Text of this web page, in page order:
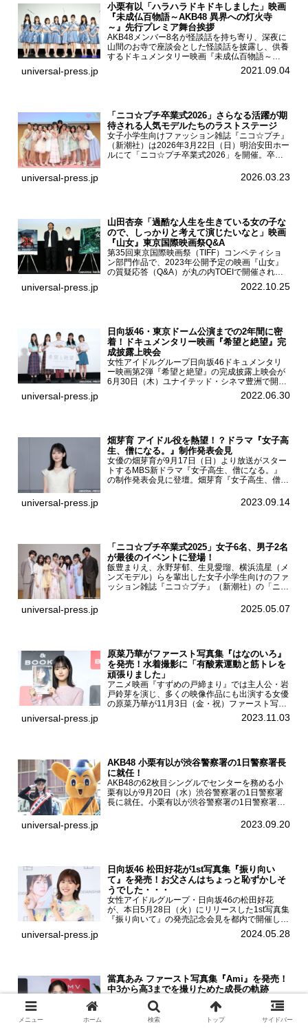
小栗有以「ハラハラドキドキしました」映画
『未成仏百物語～AKB48 異界への灯火寺
～』先行プレミア舞台挨拶
AKB48メンバー8名が怪談話を持ち寄り、深夜に
山間のお寺で座談会とした怪談話を披露し、供養
するドキュメンタリー映画『未成仏百物語～
AKB48異界への灯火寺～』の先行プレミア舞台
挨拶が東京・ユナイテッド・シネマ豊洲で開催さ
universal-press.jp 2021.09.04
「ニコ☆プチ卒業式2026」さらなる活躍が期
待される人気モデルたちのラストステージ
女子小学生向けファッション雑誌『ニコ☆プチ』
（新潮社）は2026年3月22日（日）明治安田ホー
ルにて「ニコ☆プチ卒業式2026」を開催。卒業
ん、末永ひなた、高梨琴乃、土井ありさ、藤田蒼
universal-press.jp 2026.03.23
山田杏奈「過酷な人生を生きている女の子な
ので、しっかりと考えて演じたいなと」映画
『山女』東京国際映画祭Q&A
第35回東京国際映画祭（TIFF）コンペティショ
ン部門作品で、2023年公開予定の映画『山女』
の質疑応答（Q&A）が丸の内TOEIで開催され、
主演を務めた女優の山田杏奈、監督の福永壮志が
登壇。本作について語った。映画『山女』第35
universal-press.jp 2022.10.25
日向坂46・東京ドーム公演までの2年間に密
着！ドキュメンタリー映画『希望と絶望』完
成披露上映会
女性アイドルグループ日向坂46ドキュメンタリ
ー映画第2弾『希望と絶望』の完成披露上映会が
6月30日（木）ユナイテッド・シネマ豊洲で開催
され、日向坂46メンバーの加藤史帆、齊藤京
子、佐々木久美、富田鈴花、松田好花の5人が登
universal-press.jp 2022.06.30
畑芽育 アイドル役を熱望！？ドラマ『女子高
生、僧になる。』制作発表会見
女優の畑芽育が9月17日（日）より放送がスター
トするMBS新ドラマ『女子高生、僧になる。』
の制作発表会見に登壇。畑芽育『女子高生、僧に
ーについて「下白石麦は頭にビックリマークと、
universal-press.jp 2023.09.14
「ニコ☆プチ卒業式2025」女子6名、男子2名
が最後のイベントに登場！
飯豊まりえ、永野芽郁、生見愛瑠、横浜流星（メ
ンズモデル）らを輩出した女子小学生向けのファ
ッション雑誌『ニコ☆プチ』（新潮社）の「ニコ
モード学園コクーンタワーで開催され、卒業モデ
universal-press.jp 2025.05.07
原菜乃華がファースト写真集『はなのいろ』
を発売！水着撮影に「有酸素運動と筋トレを
頑張りました」
アニメ映画『すずめの戸締まり』では主人公・岩
戸鈴芽を演じ、多くの映像作品にも出演する女優
の原菜乃華が11月3日（金・祝）ファースト写真
集『はなのいろ』発売記念イベントを
HMV&BOOKS SHIBUYAで開催した。原菜乃華フ
universal-press.jp 2023.11.03
AKB48 小栗有以が渋谷警察署の1日警察署長
に就任！
AKB48の62枚目シングルでセンターを務める小
栗有以が9月20日（水）渋谷警察署の1日警察署
長に就任。小栗有以が渋谷警察署の1日警察署長
での10日間実施される令和5年 秋の全国交通安全
universal-press.jp 2023.09.20
日向坂46 松田好花が1st写真集『振り向い
て』を発売！お父さんはちょっと恥ずかしそ
うでした・・・
女性アイドルグループ・日向坂46の松田好花
が、本日5月28日（火）にリリースした1st写真集
『振り向いて』の発売記念会見を都内で開催し
た。日向坂46 松田好花1st写真集『振り向いて』
発売記念会見写真集では日向坂46の松田好花を
universal-press.jp 2024.05.28
當真あみ ファースト写真集『Ami』を発売！
中3から高3までを撮りためた成長の軌跡
話題のドラマ・映画・CMに出演し、爽やかな存
在感でトップスターへの道を突き進んでいる當真
あみが3月9日（日）ファースト写真集『Ami』
メニュー ホーム 検索 トップ サイドバー